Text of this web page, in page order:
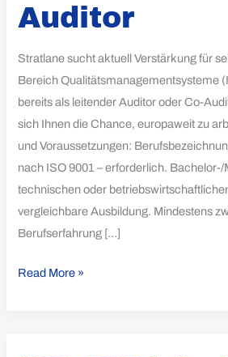
Auditor
Stratlane sucht aktuell Verstärkung für
Bereich Qualitätsmanagementsysteme
bereits als leitender Auditor oder Co-
sich Ihnen die Chance, europaweit zu
und Voraussetzungen:
nach ISO 9001 – erforderlich.
technischen oder
vergleichbare Ausbildung. Mindestens
Berufserfahrung […]
Auditor
Read More »